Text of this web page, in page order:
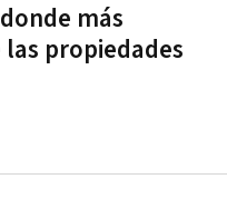
más
propiedades